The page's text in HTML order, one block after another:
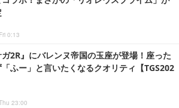
0:13
ガ2R』にバレンヌ帝国の玉座が登場！座った
「ふー」と言いたくなるクオリティ【TGS202
23:00